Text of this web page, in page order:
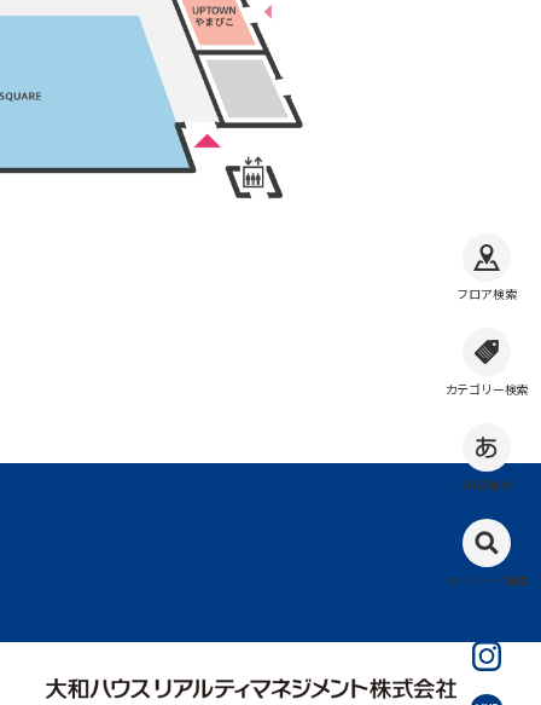
フロア検索
カテゴリー検索
50音検索
キーワード検索